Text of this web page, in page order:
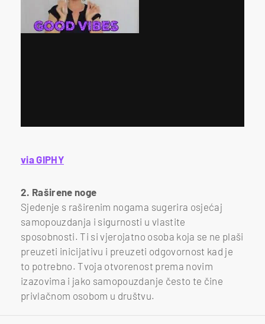
via GIPHY
2. Raširene noge
Sjedenje s raširenim nogama sugerira osjećaj
samopouzdanja i sigurnosti u vlastite
sposobnosti. Ti si vjerojatno osoba koja se ne plaši
preuzeti inicijativu i preuzeti odgovornost kad je
to potrebno. Tvoja otvorenost prema novim
izazovima i jako samopouzdanje često te čine
privlačnom osobom u društvu.